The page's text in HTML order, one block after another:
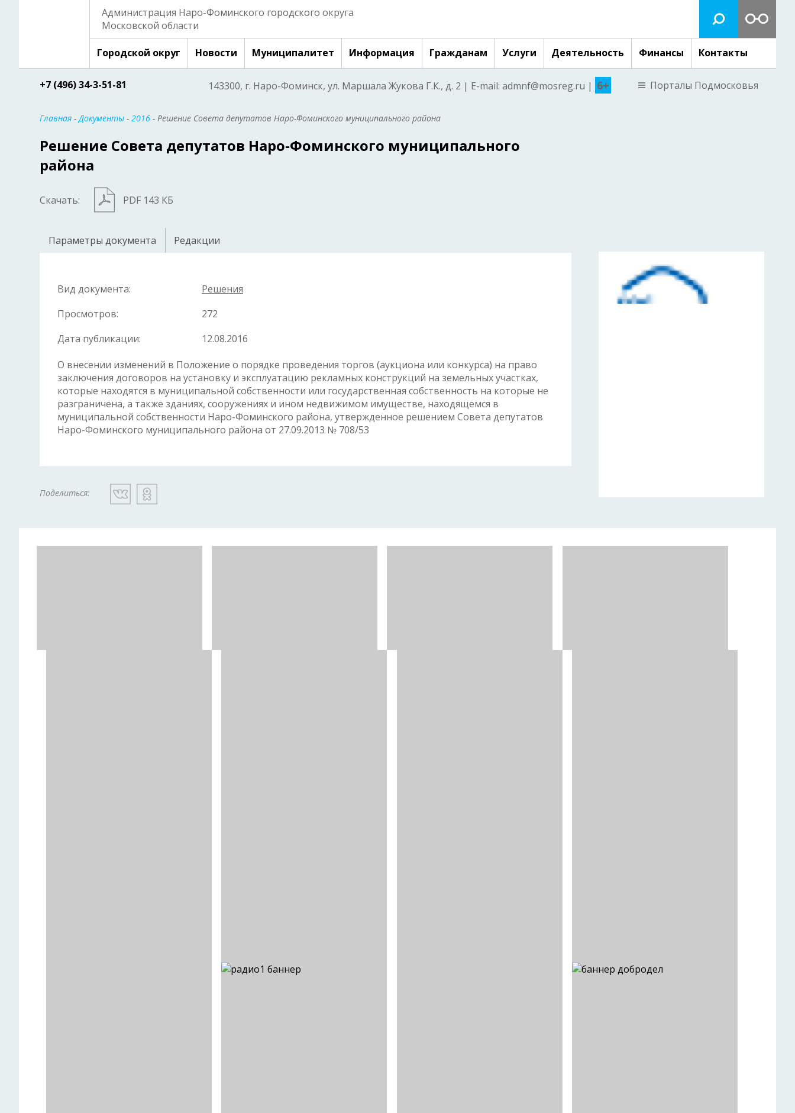
Администрация Наро-Фоминского городского округа
Московской области
Городской округ Новости Муниципалитет Информация Гражданам Услуги Деятельность Финансы Контакты
+7 (496) 34-3-51-81 143300, г. Наро-Фоминск, ул. Маршала Жукова Г.К., д. 2 | E-mail: admnf@mosreg.ru | 6+ Порталы Подмосковья
Главная -Документы - 2016 - Решение Совета депутатов Наро-Фоминского муниципального района
Решение Совета депутатов Наро-Фоминского муниципального
района
Скачать: PDF 143 КБ
Параметры документа Редакции
Вид документа:
Решения
Просмотров:
272
Дата публикации:
12.08.2016
О внесении изменений в Положение о порядке проведения торгов (аукциона или конкурса) на право
заключения договоров на установку и эксплуатацию рекламных конструкций на земельных участках,
которые находятся в муниципальной собственности или государственная собственность на которые не
разграничена, а также зданиях, сооружениях и ином недвижимом имуществе, находящемся в
муниципальной собственности Наро-Фоминского района, утвержденное решением Совета депутатов
Наро-Фоминского муниципального района от 27.09.2013 № 708/53
Поделиться: